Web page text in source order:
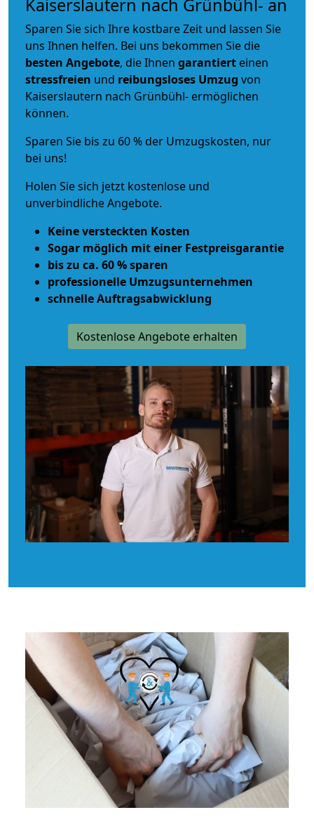
Kaiserslautern nach Grünbühl- an
Sparen Sie sich Ihre kostbare Zeit und lassen Sie
uns Ihnen helfen. Bei uns bekommen Sie die
besten Angebote, die Ihnen garantiert einen
stressfreien und reibungsloses Umzug von
Kaiserslautern nach Grünbühl- ermöglichen
können.
Sparen Sie bis zu 60 % der Umzugskosten, nur
bei uns!
Holen Sie sich jetzt kostenlose und
unverbindliche Angebote.
Keine versteckten Kosten
Sogar möglich mit einer Festpreisgarantie
bis zu ca. 60 % sparen
professionelle Umzugsunternehmen
schnelle Auftragsabwicklung
Kostenlose Angebote erhalten